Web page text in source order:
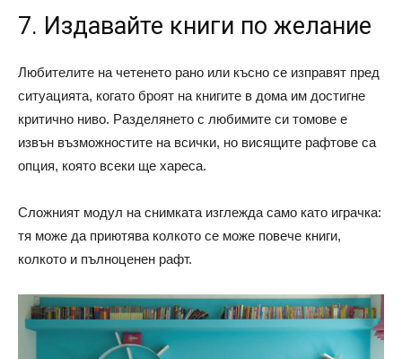
7. Издавайте книги по желание
Любителите на четенето рано или късно се изправят пред
ситуацията, когато броят на книгите в дома им достигне
критично ниво. Разделянето с любимите си томове е
извън възможностите на всички, но висящите рафтове са
опция, която всеки ще хареса.
Сложният модул на снимката изглежда само като играчка:
тя може да приютява колкото се може повече книги,
колкото и пълноценен рафт.